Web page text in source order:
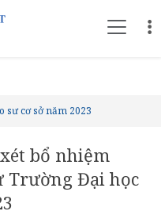
sư cơ sở năm 2023
bổ nhiệm
Trường Đại học